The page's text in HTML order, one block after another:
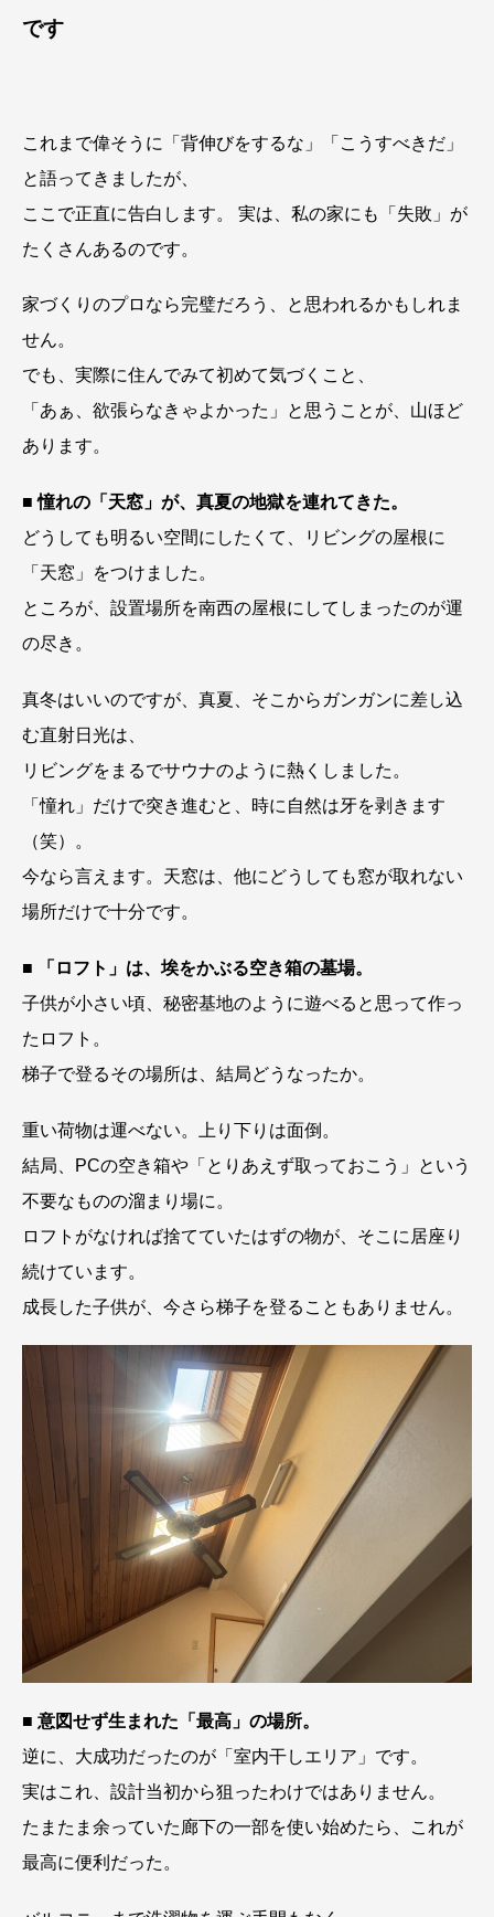
です
これまで偉そうに「背伸びをするな」「こうすべきだ」
と語ってきましたが、
ここで正直に告白します。 実は、私の家にも「失敗」が
たくさんあるのです。
家づくりのプロなら完璧だろう、と思われるかもしれま
せん。
でも、実際に住んでみて初めて気づくこと、
「あぁ、欲張らなきゃよかった」と思うことが、山ほど
あります。
■ 憧れの「天窓」が、真夏の地獄を連れてきた。
どうしても明るい空間にしたくて、リビングの屋根に
「天窓」をつけました。
ところが、設置場所を南西の屋根にしてしまったのが運
の尽き。
真冬はいいのですが、真夏、そこからガンガンに差し込
む直射日光は、
リビングをまるでサウナのように熱くしました。
「憧れ」だけで突き進むと、時に自然は牙を剥きます
（笑）。
今なら言えます。天窓は、他にどうしても窓が取れない
場所だけで十分です。
■ 「ロフト」は、埃をかぶる空き箱の墓場。
子供が小さい頃、秘密基地のように遊べると思って作っ
たロフト。
梯子で登るその場所は、結局どうなったか。
重い荷物は運べない。上り下りは面倒。
結局、PCの空き箱や「とりあえず取っておこう」という
不要なものの溜まり場に。
ロフトがなければ捨てていたはずの物が、そこに居座り
続けています。
成長した子供が、今さら梯子を登ることもありません。
■ 意図せず生まれた「最高」の場所。
逆に、大成功だったのが「室内干しエリア」です。
実はこれ、設計当初から狙ったわけではありません。
たまたま余っていた廊下の一部を使い始めたら、これが
最高に便利だった。